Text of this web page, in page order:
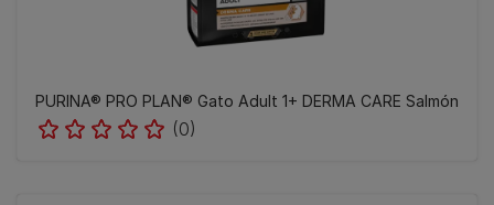
PURINA® PRO PLAN® Gato Adult 1+ DERMA CARE Salmón
(0)